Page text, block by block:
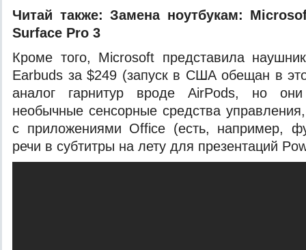
Читай также: Замена ноутбукам:
Surface Pro 3
Кроме того, Microsoft представила
Earbuds за $249 (запуск в США обещан в
аналог гарнитур вроде AirPods, но
необычные сенсорные средства
с приложениями Office (есть, например,
речи в субтитры на лету для презентаций